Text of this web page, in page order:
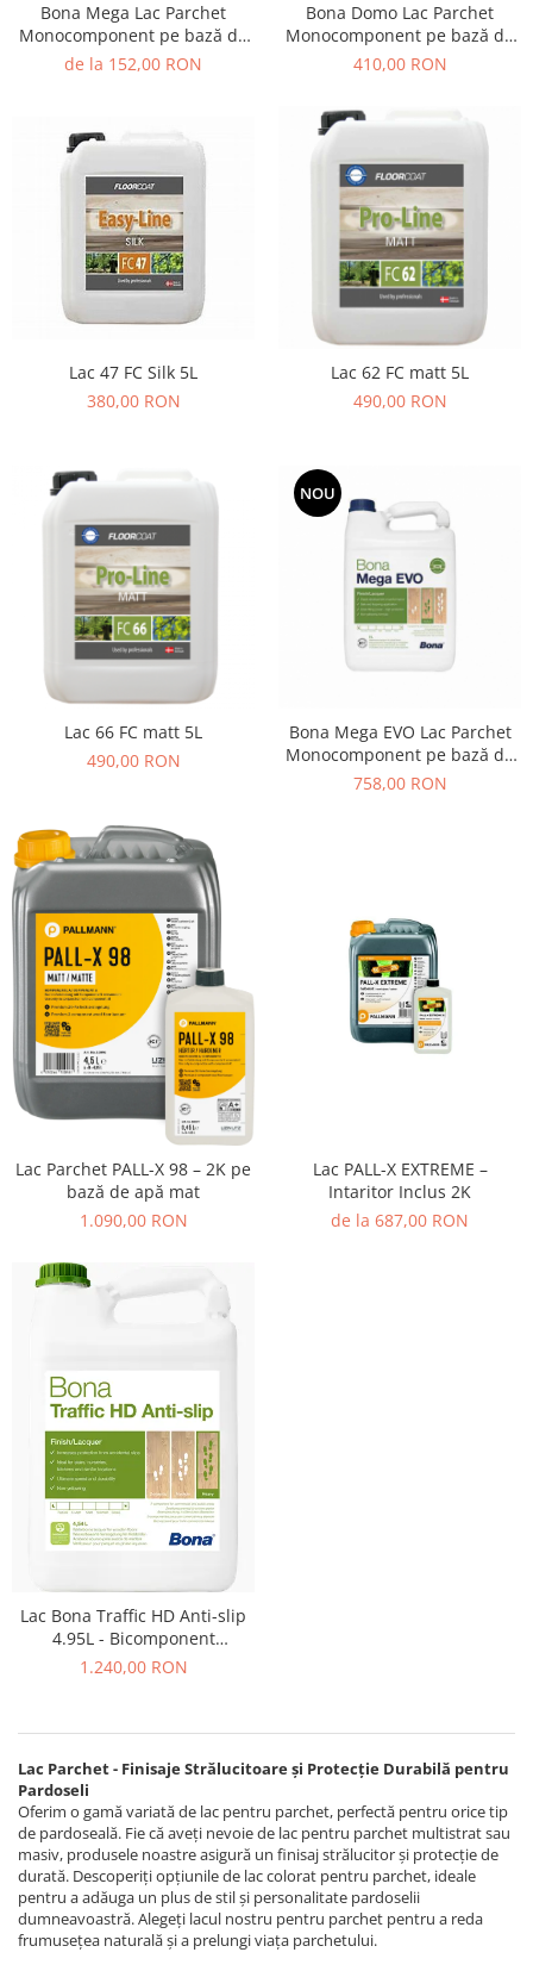
Bona Mega Lac Parchet
Monocomponent pe bază de
apă, 1L / 5L
de la 152,00 RON
Bona Domo Lac Parchet
Monocomponent pe bază de
apă, Mat / Satinat, 5L
410,00 RON
Lac 47 FC Silk 5L
380,00 RON
Lac 62 FC matt 5L
490,00 RON
Lac 66 FC matt 5L
490,00 RON
NOU
Bona Mega EVO Lac Parchet
Monocomponent pe bază de
apă - 5L
758,00 RON
Lac Parchet PALL-X 98 – 2K pe
bază de apă mat
1.090,00 RON
Lac PALL-X EXTREME –
Intaritor Inclus 2K
de la 687,00 RON
Lac Bona Traffic HD Anti-slip
4.95L - Bicomponent
Antiderapant
1.240,00 RON
Lac Parchet - Finisaje Strălucitoare și Protecție Durabilă pentru
Pardoseli
Oferim o gamă variată de lac pentru parchet, perfectă pentru orice tip
de pardoseală. Fie că aveți nevoie de lac pentru parchet multistrat sau
masiv, produsele noastre asigură un finisaj strălucitor și protecție de
durată. Descoperiți opțiunile de lac colorat pentru parchet, ideale
pentru a adăuga un plus de stil și personalitate pardoselii
dumneavoastră. Alegeți lacul nostru pentru parchet pentru a reda
frumusețea naturală și a prelungi viața parchetului.